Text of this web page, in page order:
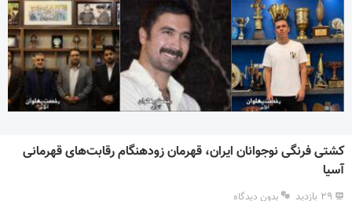
کشتی فرنگی نوجوانان ایران، قهرمان زودهنگام رقابت‌های قهرمانی
آسیا
۲۹ بازدید بدون دیدگاه